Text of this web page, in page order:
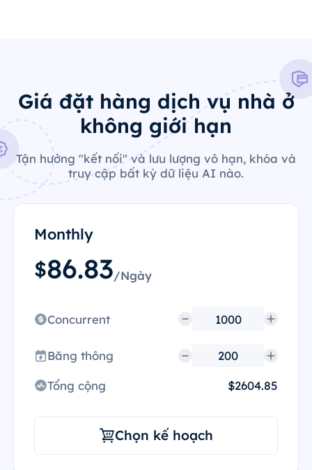
Giá đặt hàng dịch vụ nhà ở
không giới hạn
Tận hưởng "kết nối" và lưu lượng vô hạn, khóa và
truy cập bất kỳ dữ liệu AI nào.
Monthly
$86.83/Ngày
Concurrent
Băng thông
Tổng cộng $2604.85
Chọn kế hoạch